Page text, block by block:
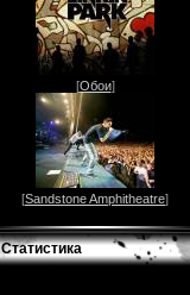
[Обои]
[Sandstone Amphitheatre]
Статистика